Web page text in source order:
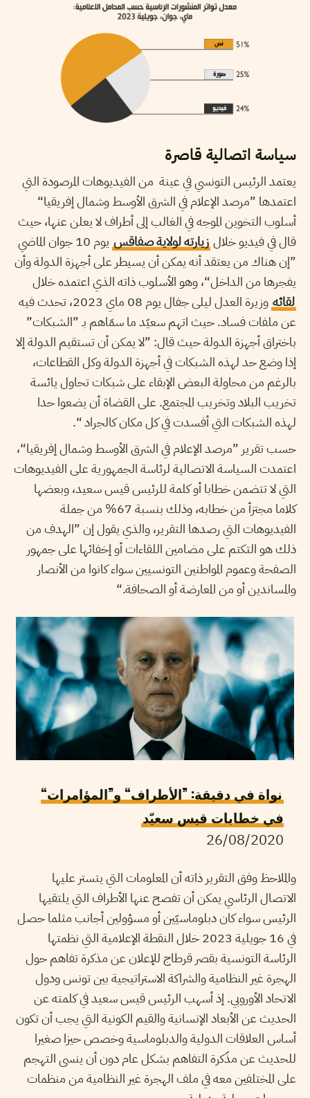
سياسة اتصالية قاصرة
يعتمد الرئيس التونسي في عينة من الفيديوهات المرصودة التي
اعتمدها ”مرصد الإعلام في الشرق الأوسط وشمال إفريقيا“
أسلوب التخوين الموجه في الغالب إلى أطراف لا يعلن عنها، حيث
قال في فيديو خلال زيارته لولاية صفاقس
يوم 10 جوان الماضي
”إن هناك من يعتقد أنه يمكن أن يسيطر على أجهزة الدولة وأن
يفجرها من الداخل“، وهو الأسلوب ذاته الذي اعتمده خلال
لقائه
وزيرة العدل ليلى جفال يوم 08 ماي 2023، تحدث فيه
عن ملفات فساد. حيث اتهم سعيّد ما سمّاهم بـ ”الشبكات”
باختراق أجهزة الدولة حيث قال: ”لا يمكن أن تستقيم الدولة إلا
إذا وضع حد لهذه الشبكات في أجهزة الدولة وكل القطاعات،
بالرغم من محاولة البعض الإبقاء على شبكات تحاول يائسة
تخريب البلاد وتخريب المجتمع. على القضاة أن يضعوا حدا
لهذه الشبكات التي أفسدت في كل مكان كالجراد “.
حسب تقرير ”مرصد الإعلام في الشرق الأوسط وشمال إفريقيا“،
اعتمدت السياسة الاتصالية لرئاسة الجمهورية على الفيديوهات
التي لا تتضمن خطابا أو كلمة للرئيس قيس سعيد، وبعضها
كلاما مجتزأ من خطابه، وذلك بنسبة 67% من جملة
الفيديوهات التي رصدها التقرير، والذي يقول إن ”الهدف من
ذلك هو التكتم على مضامين اللقاءات أو إخفائها على جمهور
الصفحة وعموم المواطنين التونسيين سواء كانوا من الأنصار
والمساندين أو من المعارضة أو الصحافة.“
نواة في دقيقة: ”الأطراف“ و”المؤامرات“
في خطابات قيس سعيّد
26/08/2020
والملاحظ وفق التقرير ذاته أن المعلومات التي يتستر عليها
الاتصال الرئاسي يمكن أن تفصح عنها الأطراف التي يلتقيها
الرئيس سواء كان دبلوماسيّين أو مسؤولين أجانب مثلما حصل
في 16 جويلية 2023 خلال النقطة الإعلامية التي نظمتها
الرئاسة التونسية بقصر قرطاج للإعلان عن مذكرة تفاهم حول
الهجرة غير النظامية والشراكة الاستراتيجية بين تونس ودول
الاتحاد الأوروبي. إذ أسهب الرئيس قيس سعيد في كلمته عن
الحديث عن الأبعاد الإنسانية والقيم الكونية التي يجب أن تكون
أساس العلاقات الدولية والدبلوماسية وخصص حيزا صغيرا
للحديث عن مذّكرة التفاهم بشكل عام دون أن ينسى التهجم
على المختلفين معه في ملف الهجرة غير النظامية من منظمات